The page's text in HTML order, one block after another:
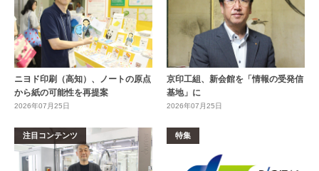
ニヨド印刷（高知）、ノートの原点
から紙の可能性を再提案
2026年07月25日
京印工組、新会館を「情報の受発信
基地」に
2026年07月25日
注目コンテンツ 特集